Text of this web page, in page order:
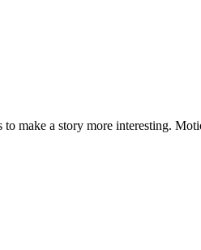
make a story more interesting.